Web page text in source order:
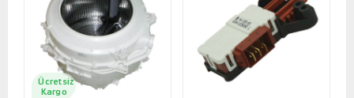
Ücretsiz
Kargo